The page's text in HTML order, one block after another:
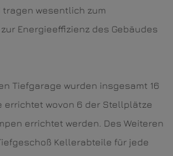
tragen wesentlich zum
Energieeffizienz des Gebäudes
Tiefgarage wurden insgesamt 16
errichtet wovon 6 der Stellplätze
errichtet werden. Des Weiteren
Kellerabteile für jede